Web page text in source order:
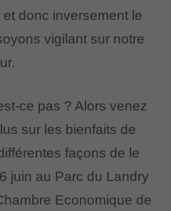
donc inversement le
vigilant sur notre
ce pas ? Alors venez
sur les bienfaits de
façons de le
juin au Parc du Landry
Economique de